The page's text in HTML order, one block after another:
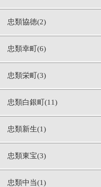
忠類協徳(2)
忠類幸町(6)
忠類栄町(3)
忠類白銀町(11)
忠類新生(1)
忠類東宝(3)
忠類中当(1)